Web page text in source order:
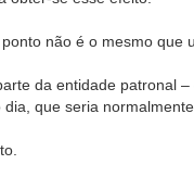
não é o mesmo que
da entidade patronal
que seria